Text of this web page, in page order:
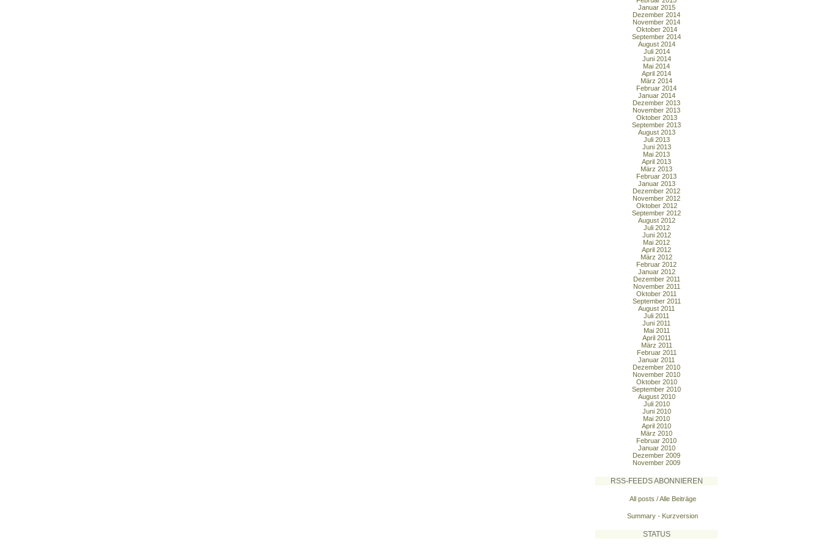
Januar 2015
Dezember 2014
November 2014
Oktober 2014
September 2014
August 2014
Juli 2014
Juni 2014
Mai 2014
April 2014
März 2014
Februar 2014
Januar 2014
Dezember 2013
November 2013
Oktober 2013
September 2013
August 2013
Juli 2013
Juni 2013
Mai 2013
April 2013
März 2013
Februar 2013
Januar 2013
Dezember 2012
November 2012
Oktober 2012
September 2012
August 2012
Juli 2012
Juni 2012
Mai 2012
April 2012
März 2012
Februar 2012
Januar 2012
Dezember 2011
November 2011
Oktober 2011
September 2011
August 2011
Juli 2011
Juni 2011
Mai 2011
April 2011
März 2011
Februar 2011
Januar 2011
Dezember 2010
November 2010
Oktober 2010
September 2010
August 2010
Juli 2010
Juni 2010
Mai 2010
April 2010
März 2010
Februar 2010
Januar 2010
Dezember 2009
November 2009
RSS-FEEDS ABONNIEREN
All posts / Alle Beiträge
Summary - Kurzversion
STATUS